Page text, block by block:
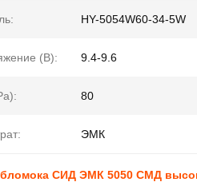
HY-5054W60-34-5W
(В): 9.4-9.6
80
ЭМК
СИД ЭМК 5050 СМД